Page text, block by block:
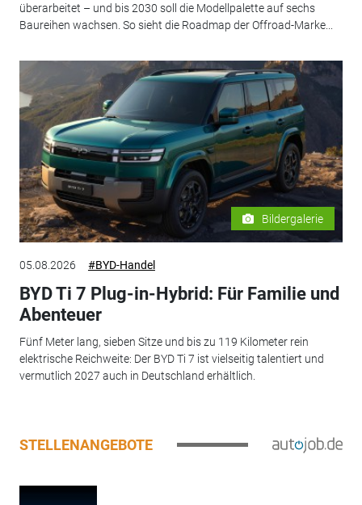
überarbeitet – und bis 2030 soll die Modellpalette auf sechs
Baureihen wachsen. So sieht die Roadmap der Offroad-Marke...
Bildergalerie
05.08.2026 #BYD-Handel
BYD Ti 7 Plug-in-Hybrid: Für Familie und
Abenteuer
Fünf Meter lang, sieben Sitze und bis zu 119 Kilometer rein
elektrische Reichweite: Der BYD Ti 7 ist vielseitig talentiert und
vermutlich 2027 auch in Deutschland erhältlich.
STELLENANGEBOTE